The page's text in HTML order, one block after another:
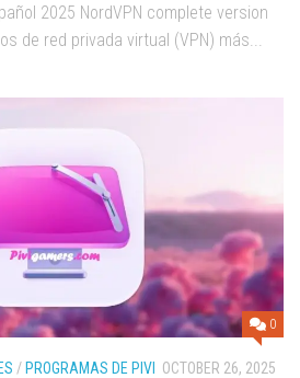
2025 NordVPN complete version
de red privada virtual (VPN) más...
0
/ PROGRAMAS DE PIVI OCTOBER 26, 2025